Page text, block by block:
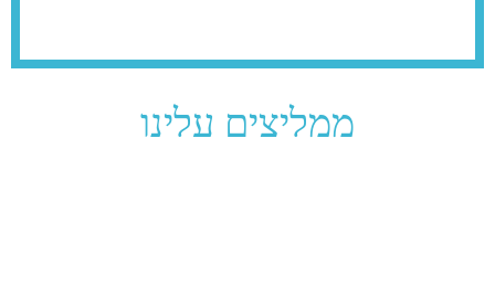
ממליצים עלינו